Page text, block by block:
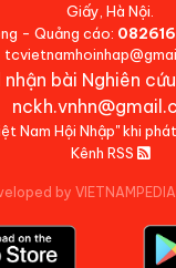
Giấy, Hà Nội.
- Quảng cáo:
nhận bài Nghiên
Nam Hội Nhập" khi
Kênh RSS
by